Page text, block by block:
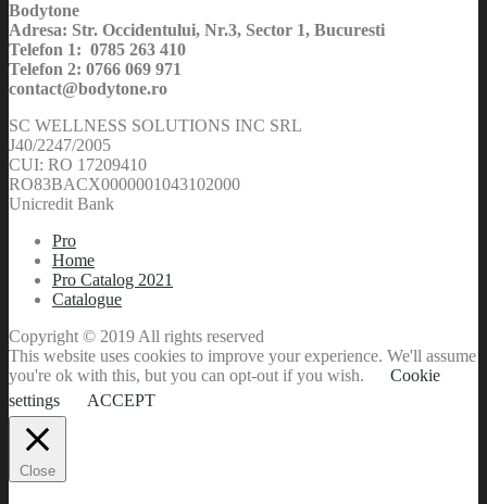
Bodytone
Adresa: Str. Occidentului, Nr.3, Sector 1, Bucuresti
Telefon 1: 0785 263 410
Telefon 2: 0766 069 971
contact@bodytone.ro
SC WELLNESS SOLUTIONS INC SRL
J40/2247/2005
CUI: RO 17209410
RO83BACX0000001043102000
Unicredit Bank
Pro
Home
Pro Catalog 2021
Catalogue
Copyright © 2019 All rights reserved
This website uses cookies to improve your experience. We'll assume
you're ok with this, but you can opt-out if you wish.
Cookie
settings
ACCEPT
Close